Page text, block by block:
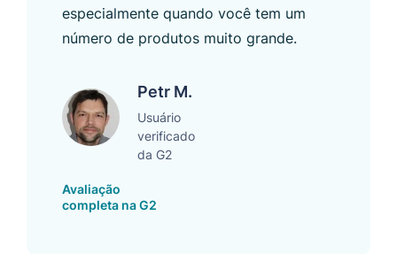
especialmente quando você tem um
número de produtos muito grande.
Petr M.
Usuário
verificado
da G2
Avaliação
completa na G2